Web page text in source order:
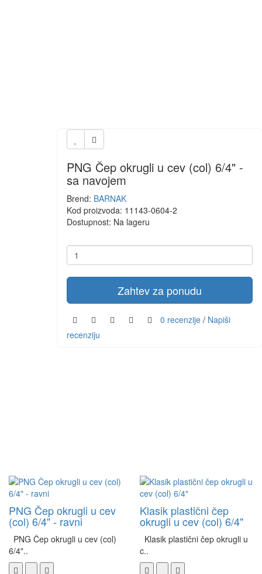
PNG Čep okrugli u cev (col) 6/4" -
sa navojem
Brend: BARNAK
Kod proizvoda: 11143-0604-2
Dostupnost: Na lageru
Zahtev za ponudu
0 recenzije / Napiši
recenziju
PNG Čep okrugli u cev
(col) 6/4" - ravni
PNG Čep okrugli u cev (col)
6/4"..
Klasik plastični čep
okrugli u cev (col) 6/4"
Klasik plastični čep okrugli u
c..